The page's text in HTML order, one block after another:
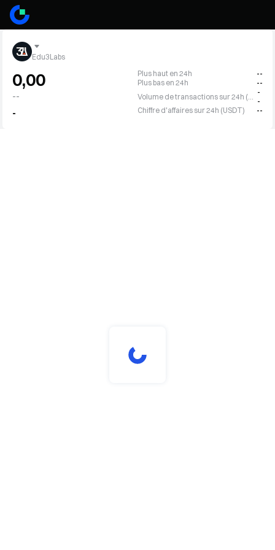
Edu3Labs
0,00
--
-
Plus haut en 24h
--
Plus bas en 24h
--
-
-
Chiffre d'affaires sur 24h (USDT)
--